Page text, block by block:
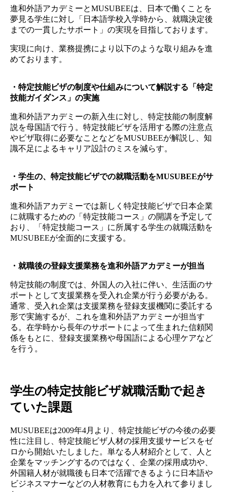
進和外語アカデミーとMUSUBEEは、日本で働くことを
夢見る学生に対し「日本語学校入学時から、就職決定後
までの一貫したサポート」の実現を目指しております。
実現に向け、業務提携により以下のような取り組みを進
めております。
・特定技能ビザの制度や仕組みについて解説する「特定
技能ガイダンス」の実施
進和外語アカデミーの新入生に対し、特定技能の制度解
説を母国語で行う。特定技能ビザを活用する際の注意点
やビザ取得に必要なことなどをMUSUBEEが解説し、知
識不足によるキャリア設計のミスを減らす。
・学生の、特定技能ビザでの就職活動をMUSUBEEがサ
ポート
進和外語アカデミーでは新しく特定技能ビザで日本企業
に就職するための「特定技能コース」の開講を予定して
おり、「特定技能コース」に所属する学生の就職活動を
MUSUBEEが全面的に支援する。
・就職後の登録支援業務を進和外語アカデミーが担当
特定技能の制度では、外国人の入社に伴い、生活面のサ
ポートとして支援業務を受入れ企業が行う必要がある。
通常、受入れ企業は支援業務を登録支援機関に委託する
形で実施するが、これを進和外語アカデミーが担当す
る。在学時から長年のサポートによって生まれた信頼関
係をもとに、登録支援業務や母国語による心理ケアなど
を行う。
学生の特定技能ビザ就職活動で起き
ていた課題
MUSUBEEは2009年4月より、特定技能ビザの今後の必要
性に注目し、特定技能ビザ人材の採用支援サービスをゼ
ロから開始いたしました。単なる人材紹介として、人と
企業をマッチングするのではなく、企業の採用成功や、
外国籍人材が就職後も日本で活躍できるように日本語や
ビジネスマナーなどの人材教育にも力を入れて参りまし